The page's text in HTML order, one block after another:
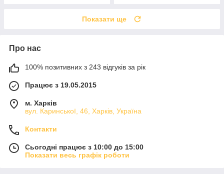
Показати ще
Про нас
100% позитивних з 243 відгуків за рік
Працює з 19.05.2015
м. Харків
вул. Каринської, 46, Харків, Україна
Контакти
Сьогодні працює з 10:00 до 15:00
Показати весь графік роботи